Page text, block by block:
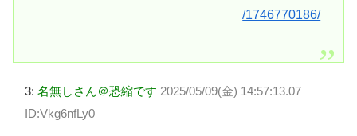
/1746770186/
3: 名無しさん＠恐縮です 2025/05/09(金) 14:57:13.07
ID:Vkg6nfLy0